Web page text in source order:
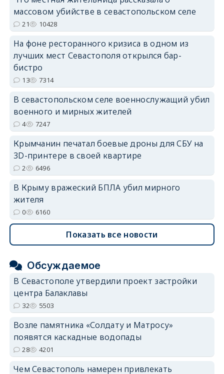
erid: 2SDnjdPjgYS
массовом убийстве в севастопольском селе
21 10428
На фоне ресторанного кризиса в одном из
лучших мест Севастополя открылся бар-
бистро
13 7314
В севастопольском селе военнослужащий убил
военного и мирных жителей
4 7247
Крымчанин печатал боевые дроны для СБУ на
3D-принтере в своей квартире
2 6496
В Крыму вражеский БПЛА убил мирного
жителя
0 6160
Показать все новости
Обсуждаемое
В Севастополе утвердили проект застройки
центра Балаклавы
32 5503
Возле памятника «Солдату и Матросу»
появятся каскадные водопады
28 4201
Чем Севастополь намерен привлекать